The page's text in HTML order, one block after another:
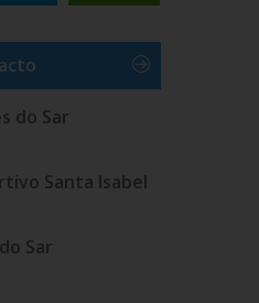
do Sar
Santa Isabel
Sar